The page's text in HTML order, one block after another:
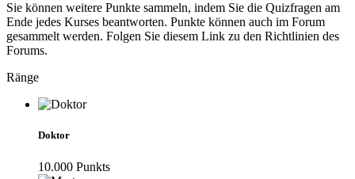
Sie können weitere Punkte sammeln, indem Sie die Quizfragen am
Ende jedes Kurses beantworten. Punkte können auch im Forum
gesammelt werden. Folgen Sie diesem Link zu den Richtlinien des
Forums.
Ränge
Doktor
10.000 Punkts